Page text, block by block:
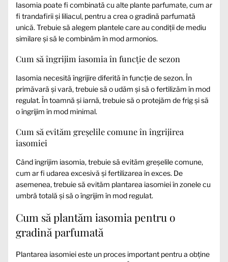
Iasomia poate fi combinată cu alte plante parfumate, cum ar
fi trandafirii și liliacul, pentru a crea o gradină parfumată
unică. Trebuie să alegem plantele care au condiții de mediu
similare și să le combinăm în mod armonios.
Cum să îngrijim iasomia în funcție de sezon
Iasomia necesită îngrijire diferită în funcție de sezon. În
primăvară și vară, trebuie să o udăm și să o fertilizăm în mod
regulat. În toamnă și iarnă, trebuie să o protejăm de frig și să
o îngrijim în mod minimal.
Cum să evităm greșelile comune în îngrijirea
iasomiei
Când îngrijim iasomia, trebuie să evităm greșelile comune,
cum ar fi udarea excesivă și fertilizarea în exces. De
asemenea, trebuie să evităm plantarea iasomiei în zonele cu
umbră totală și să o îngrijim în mod regulat.
Cum să plantăm iasomia pentru o
gradină parfumată
Plantarea iasomiei este un proces important pentru a obține